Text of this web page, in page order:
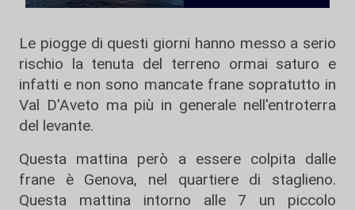
Le piogge di questi giorni hanno messo a serio
rischio la tenuta del terreno ormai saturo e
infatti e non sono mancate frane sopratutto in
Val D'Aveto ma più in generale nell'entroterra
del levante.
Questa mattina però a essere colpita dalle
frane è Genova, nel quartiere di staglieno.
Questa mattina intorno alle 7 un piccolo